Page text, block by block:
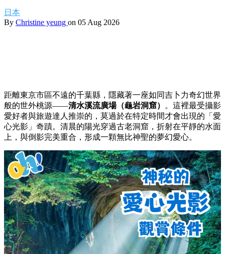
日本
By Christine yeung on 05 Aug 2026
距離東京市區不遠的千葉縣，隱藏著一座如同吉卜力奇幻世界
般的世外桃源——清水溪流廣場（龜岩洞窟） 。這裡最受攝影
愛好者與旅遊達人推崇的，莫過於在特定時間才會出現的「愛
心光影」奇蹟。清晨的陽光穿過古老洞窟，折射在平靜的水面
上，與倒影完美重合，形成一顆無比神聖的夢幻愛心。